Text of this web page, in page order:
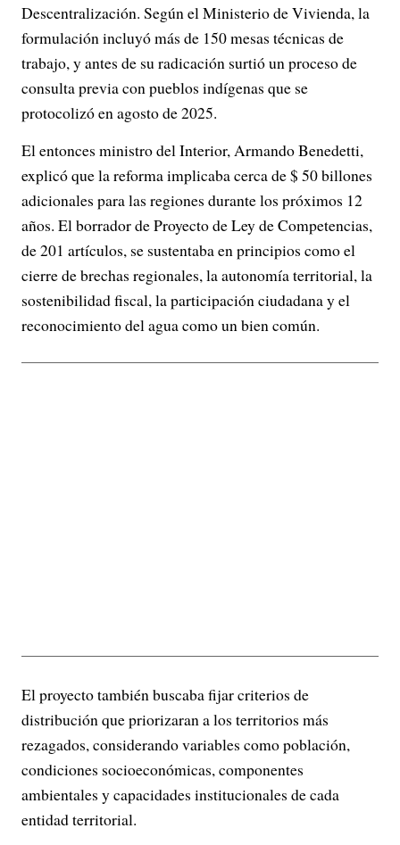
Descentralización. Según el Ministerio de Vivienda, la
formulación incluyó más de 150 mesas técnicas de
trabajo, y antes de su radicación surtió un proceso de
consulta previa con pueblos indígenas que se
protocolizó en agosto de 2025.
El entonces ministro del Interior, Armando Benedetti,
explicó que la reforma implicaba cerca de $ 50 billones
adicionales para las regiones durante los próximos 12
años. El borrador de Proyecto de Ley de Competencias,
de 201 artículos, se sustentaba en principios como el
cierre de brechas regionales, la autonomía territorial, la
sostenibilidad fiscal, la participación ciudadana y el
reconocimiento del agua como un bien común.
El proyecto también buscaba fijar criterios de
distribución que priorizaran a los territorios más
rezagados, considerando variables como población,
condiciones socioeconómicas, componentes
ambientales y capacidades institucionales de cada
entidad territorial.